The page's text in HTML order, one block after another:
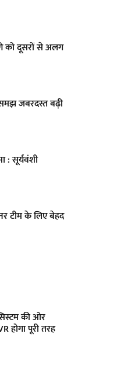
को दूसरों से अलग
जबरदस्त बढ़ी
: सूर्यवंशी
टीम के लिए बेहद
की ओर
होगा पूरी तरह